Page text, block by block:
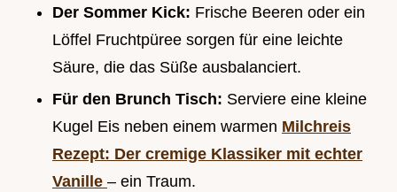
Der Sommer Kick: Frische Beeren oder ein
Löffel Fruchtpüree sorgen für eine leichte
Säure, die das Süße ausbalanciert.
Für den Brunch Tisch: Serviere eine kleine
Kugel Eis neben einem warmen Milchreis
Rezept: Der cremige Klassiker mit echter
Vanille – ein Traum.